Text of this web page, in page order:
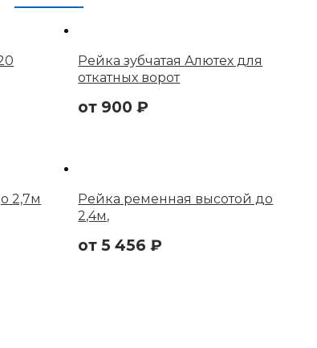
Рейка зубчатая Алютех для
откатных ворот
от 900₽
2,7м
Рейка ременная высотой до
2,4м,
от5 456₽